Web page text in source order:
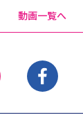
動画一覧へ